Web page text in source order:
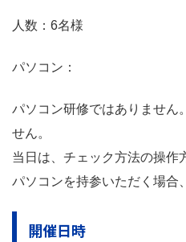
人数：6名様
パソコン：
パソコン研修ではありません
せん。
当日は、チェック方法の操作
パソコンを持参いただく場合
開催日時